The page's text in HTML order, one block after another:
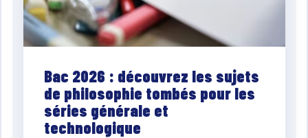
Bac 2026 : découvrez les sujets
de philosophie tombés pour les
séries générale et
technologique